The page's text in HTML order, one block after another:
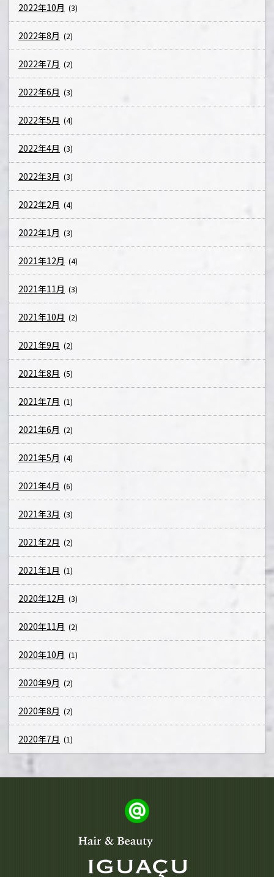
2022年10月 (3)
2022年8月 (2)
2022年7月 (2)
2022年6月 (3)
2022年5月 (4)
2022年4月 (3)
2022年3月 (3)
2022年2月 (4)
2022年1月 (3)
2021年12月 (4)
2021年11月 (3)
2021年10月 (2)
2021年9月 (2)
2021年8月 (5)
2021年7月 (1)
2021年6月 (2)
2021年5月 (4)
2021年4月 (6)
2021年3月 (3)
2021年2月 (2)
2021年1月 (1)
2020年12月 (3)
2020年11月 (2)
2020年10月 (1)
2020年9月 (2)
2020年8月 (2)
2020年7月 (1)